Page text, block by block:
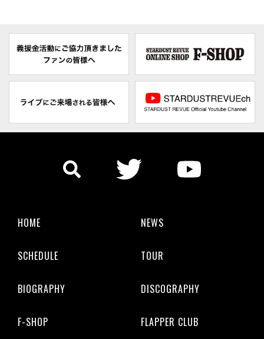
HOME NEWS
SCHEDULE TOUR
BIOGRAPHY DISCOGRAPHY
F-SHOP FLAPPER CLUB